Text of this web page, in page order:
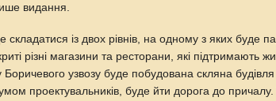
видання.
із двох рівнів, на одному з яких буде
різні магазини та ресторани, які підтримають
Боричевого узвозу буде побудована скляна будівля
проектувальників, буде йти дорога до